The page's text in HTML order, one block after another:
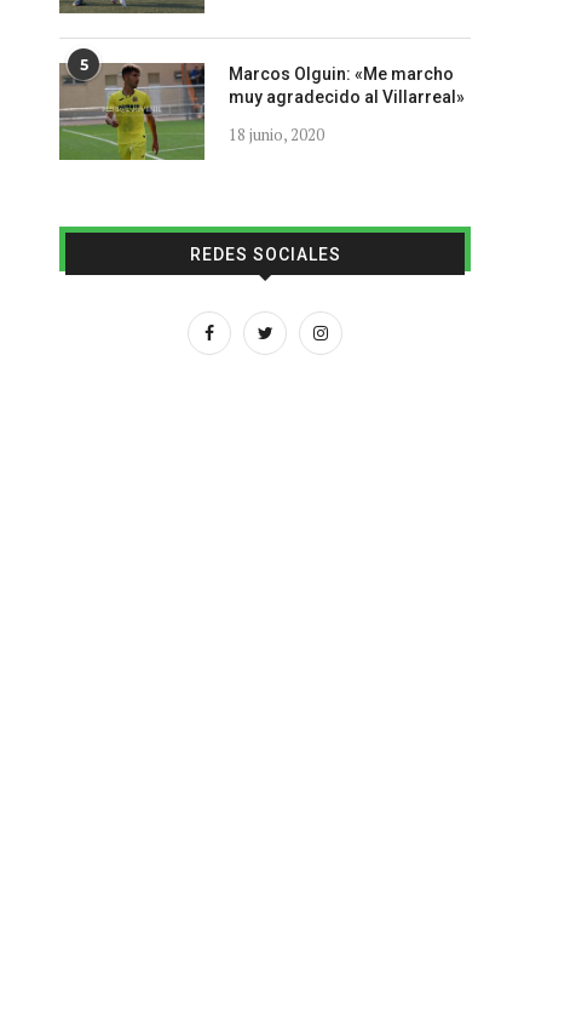
5
Marcos Olguin: «Me marcho
muy agradecido al Villarreal»
18 junio, 2020
REDES SOCIALES